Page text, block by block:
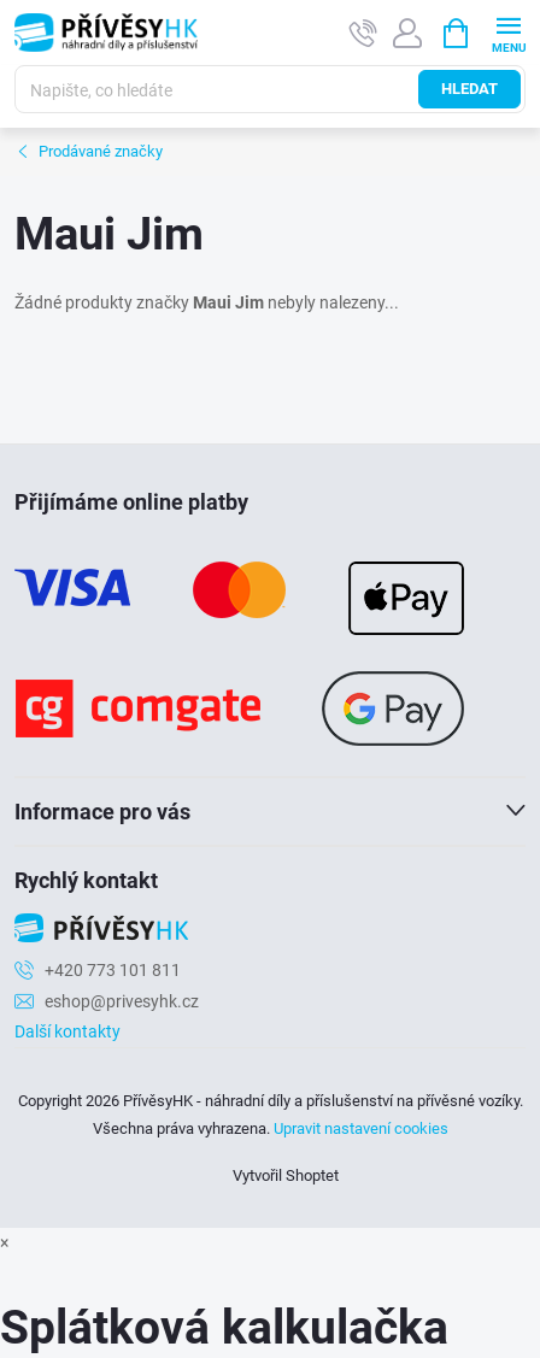
Přejít
na
obsah
HLEDAT
NÁKUPNÍ
KOŠÍK
Prodávané značky
Maui Jim
Žádné produkty značky Maui Jim nebyly nalezeny...
p
Přijímáme online platby
Informace pro vás
Rychlý kontakt
+420 773 101 811
eshop@privesyhk.cz
Další kontakty
Vytvořil Shoptet
Copyright 2026 PřívěsyHK - náhradní díly a příslušenství na přívěsné vozíky.
Všechna práva vyhrazena. Upravit nastavení cookies
×
Splátková kalkulačka